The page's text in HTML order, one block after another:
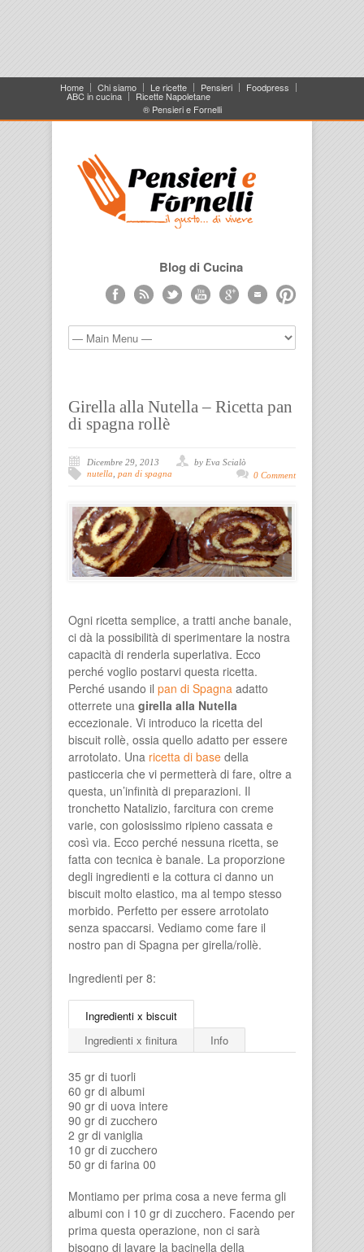
Home Chi siamo Le ricette Pensieri Foodpress
ABC in cucina
Ricette Napoletane
® Pensieri e Fornelli
Blog di Cucina
Girella alla Nutella – Ricetta pan
di spagna rollè
Dicembre 29, 2013
by Eva Scialò
nutella pan di spagna 0 Comment
Ogni ricetta semplice, a tratti anche banale,
ci dà la possibilità di sperimentare la nostra
capacità di renderla superlativa. Ecco
perché voglio postarvi questa ricetta.
Perché usando il pan di Spagna adatto
otterrete una girella alla Nutella
eccezionale. Vi introduco la ricetta del
biscuit rollè, ossia quello adatto per essere
arrotolato. Una ricetta di base della
pasticceria che vi permetterà di fare, oltre a
questa, un’infinità di preparazioni. Il
tronchetto Natalizio, farcitura con creme
varie, con golosissimo ripieno cassata e
così via. Ecco perché nessuna ricetta, se
fatta con tecnica è banale. La proporzione
degli ingredienti e la cottura ci danno un
biscuit molto elastico, ma al tempo stesso
morbido. Perfetto per essere arrotolato
senza spaccarsi. Vediamo come fare il
nostro pan di Spagna per girella/rollè.
Ingredienti per 8:
Ingredienti x biscuit
Ingredienti x finitura
Info
35 gr di tuorli
60 gr di albumi
90 gr di uova intere
90 gr di zucchero
2 gr di vaniglia
10 gr di zucchero
50 gr di farina 00
Montiamo per prima cosa a neve ferma gli
albumi con i 10 gr di zucchero. Facendo per
prima questa operazione, non ci sarà
bisogno di lavare la bacinella della